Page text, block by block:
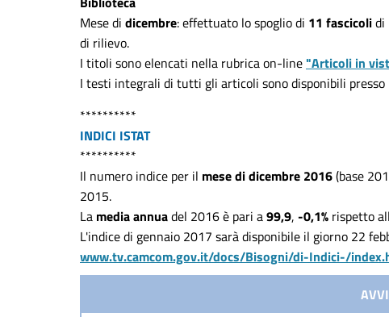
Mese di dicembre: effettuato lo spoglio di 11 fascicolidi
di rilievo.
I titoli sono elencati nella rubrica on-line"Articoli in
I testi integrali di tutti gli articoli sono disponibili presso
**********
INDICI ISTAT
**********
Il numero indice per il mese di dicembre 2016(base
2015.
La media annuadel 2016 è pari a99,9, -0,1% rispetto
L'indice di gennaio 2017 sarà disponibile il giorno 22
www.tv.camcom.gov.it/docs/Bisogni/di-Indici-/